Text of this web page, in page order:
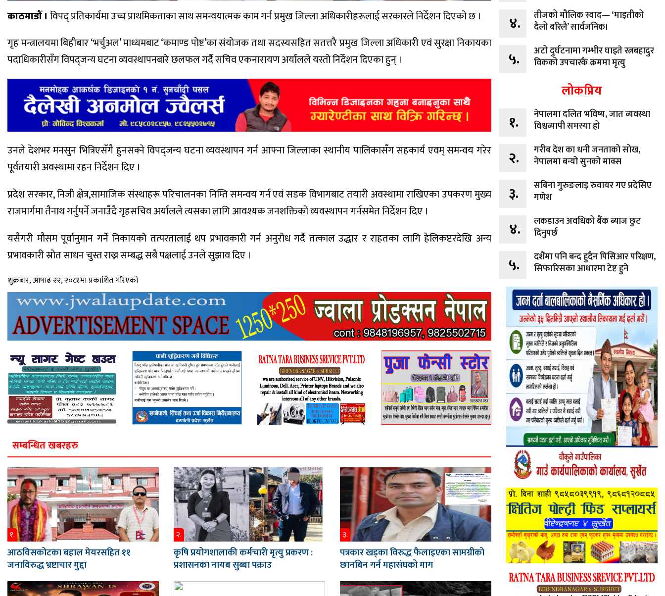
काठमाडौं । विपद् प्रतिकार्यमा उच्च प्राथमिकताका साथ समन्वयात्मक काम गर्न प्रमुख जिल्ला अधिकारीहरूलाई सरकारले निर्देशन दिएको छ ।
गृह मन्त्रालयमा बिहीबार ‘भर्चुअल’ माध्यमबाट ‘कमाण्ड पोष्ट’का संयोजक तथा सदस्यसहित सतत्तरै प्रमुख जिल्ला अधिकारी एवं सुरक्षा निकायका
पदाधिकारीसँग विपद्जन्य घटना व्यवस्थापनबारे छलफल गर्दै सचिव एकनारायण अर्यालले यस्तो निर्देशन दिएका हुन् ।
उनले देशभर मनसुन भित्रिएसँगै हुनसक्ने विपद्जन्य घटना व्यवस्थापन गर्न आफ्ना जिल्लाका स्थानीय पालिकासँग सहकार्य एवम् समन्वय गरेर
पूर्वतयारी अवस्थामा रहन निर्देशन दिए ।
प्रदेश सरकार, निजी क्षेत्र,सामाजिक संस्थाहरू परिचालनका निम्ति समन्वय गर्न एवं सडक विभागबाट तयारी अवस्थामा राखिएका उपकरण मुख्य
राजमार्गमा तैनाथ गर्नुपर्ने जनाउँदै गृहसचिव अर्यालले त्यसका लागि आवश्यक जनशक्तिको व्यवस्थापन गर्नसमेत निर्देशन दिए ।
यसैगरी मौसम पूर्वानुमान गर्ने निकायको तत्परतालाई थप प्रभावकारी गर्न अनुरोध गर्दै तत्काल उद्धार र राहतका लागि हेलिकप्टरदेखि अन्य
प्रभावकारी स्रोत साधन चुस्त राख्न सम्बद्ध सबै पक्षलाई उनले सुझाव दिए ।
शुक्रबार, आषाढ २२, २०८१मा प्रकाशित गरिएको
सम्बन्धित खबरहरु
१.
आठविसकोटका बहाल मेयरसहित ११
जनाविरुद्ध भ्रष्टाचार मुद्दा
२.
कृषि प्रयोगशालाकी कर्मचारी मृत्यु प्रकरण :
प्रशासनका नायब सुब्बा पक्राउ
३.
पत्रकार खड्का विरुद्ध फैलाइएका सामग्रीको
छानबिन गर्न महासंघको माग
४.
तीजको मौलिक स्वाद— ‘माइतीको
दैलो बरिलै’ सार्वजनिक।
५.
अटो दुर्घटनामा गम्भीर घाइते रत्नबहादुर
विकको उपचारकै क्रममा मृत्यु
लोकप्रिय
१.
नेपालमा दलित भविष्य, जात व्यवस्था
विश्वव्यापी समस्या हो
२.
गरीब देश का धनी जनताको सोख,
नेपालमा बन्यो सुनको माक्स
३.
सबिना गुरुङलाइ रुवायर गए प्रदेसिए
गणेश
४.
लकडाउन अवधिको बैंक ब्याज छुट
दिनुपर्छ
५.
दशैंमा पनि बन्द हुदैन पिसिआर परिक्षण,
सिफारिसका आधारमा टेष्ट हुने